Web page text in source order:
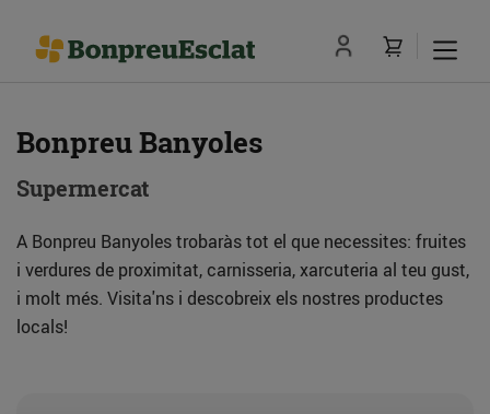
Bonpreu Banyoles
Supermercat
A Bonpreu Banyoles trobaràs tot el que necessites: fruites
i verdures de proximitat, carnisseria, xarcuteria al teu gust,
i molt més. Visita'ns i descobreix els nostres productes
locals!